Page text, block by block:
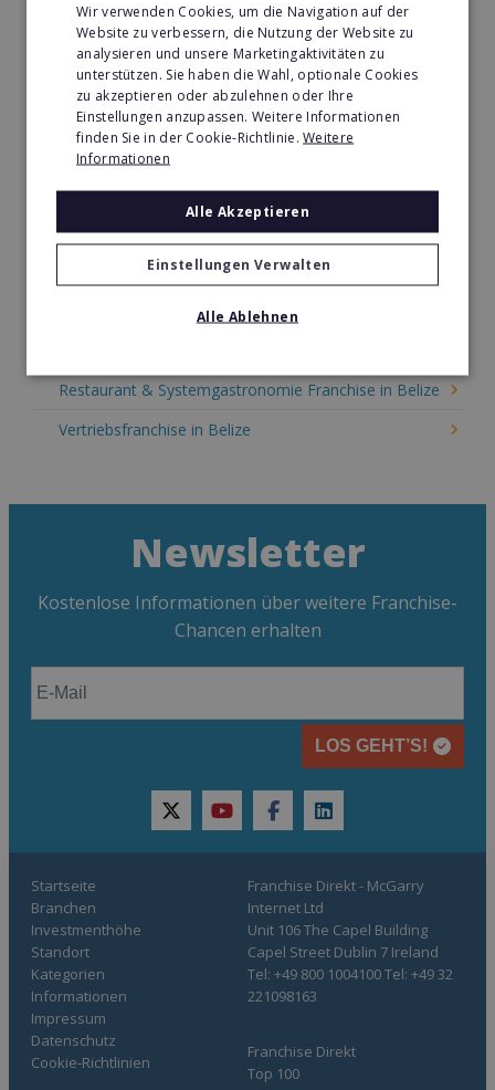
Tier- & Zoobedarf Franchise in Belize
Immobilien Franchise in Belize
Kinder & Erziehung Franchise in Belize
Kosmetik Franchise in Belize
Lebensmittel Franchise in Belize
Medien & Werbung Franchise in Belize
Möbel & Einrichtung Franchise in Belize
Nachhilfe & Weiterbildung Franchise in Belize
Restaurant & Systemgastronomie Franchise in Belize
Vertriebsfranchise in Belize
Newsletter
Kostenlose Informationen über weitere Franchise-
Chancen erhalten
LOS GEHT’S!
twitteryoutubefacebooklinkedin
Startseite
Branchen
Investmenthöhe
Standort
Kategorien
Informationen
Franchise Direkt
Top 100
Impressum
Datenschutz
Cookie-Richtlinien
Franchise Direkt - McGarry
Internet Ltd
Unit 106 The Capel Building
Capel Street Dublin 7 Ireland
Tel: +49 800 1004100 Tel: +49 32
221098163
Wir verwenden Cookies, um die Navigation auf der
Website zu verbessern, die Nutzung der Website zu
analysieren und unsere Marketingaktivitäten zu
unterstützen. Sie haben die Wahl, optionale Cookies
zu akzeptieren oder abzulehnen oder Ihre
Einstellungen anzupassen. Weitere Informationen
finden Sie in der Cookie-Richtlinie.Weitere
Informationen
Alle Akzeptieren
Einstellungen Verwalten
Alle Ablehnen